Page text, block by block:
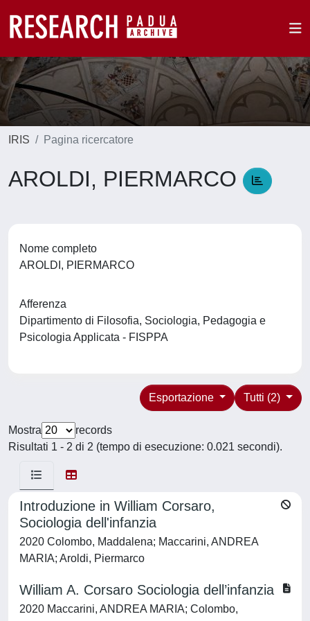
IRIS Pagina ricercatore
AROLDI, PIERMARCO
Nome completo
AROLDI, PIERMARCO
Afferenza
Dipartimento di Filosofia, Sociologia, Pedagogia e
Psicologia Applicata - FISPPA
Tutti (2)
Esportazione
Mostra
records
Risultati 1 - 2 di 2 (tempo di esecuzione: 0.021 secondi).
Introduzione in William Corsaro,
Sociologia dell'infanzia
2020 Colombo, Maddalena; Maccarini, ANDREA
MARIA; Aroldi, Piermarco
William A. Corsaro Sociologia dell’infanzia
2020 Maccarini, ANDREA MARIA; Colombo,